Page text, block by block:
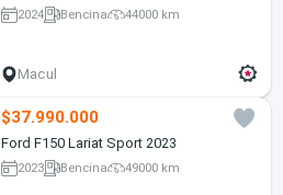
2024 Bencina 44000 km
Macul
$37.990.000
Ford F150 Lariat Sport 2023
2023 Bencina 49000 km